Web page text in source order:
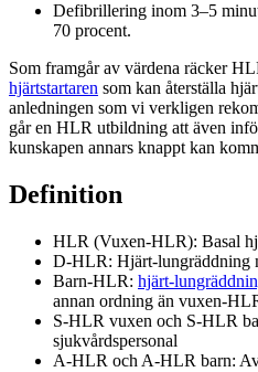
Defibrillering inom 3–5
70 procent.
Som framgår av värdena räcker
hjärtstartaren som kan återställa
anledningen som vi verkligen
går en HLR utbildning att även
kunskapen annars knappt kan
Definition
HLR (Vuxen-HLR): Basal
D-HLR: Hjärt-lungräddning
Barn-HLR: hjärt-
annan ordning än vuxen-
S-HLR vuxen och S-HLR
sjukvårdspersonal
A-HLR och A-HLR barn: